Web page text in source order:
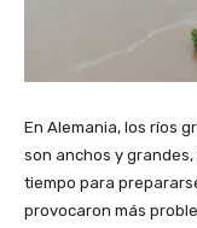
En Alemania, los ríos
son anchos y
tiempo para
provocaron más